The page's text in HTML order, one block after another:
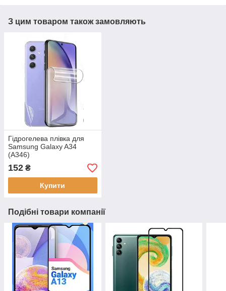
З цим товаром також замовляють
Гідрогелева плівка для
Samsung Galaxy A34
(A346)
152 ₴
Купити
Подібні товари компанії